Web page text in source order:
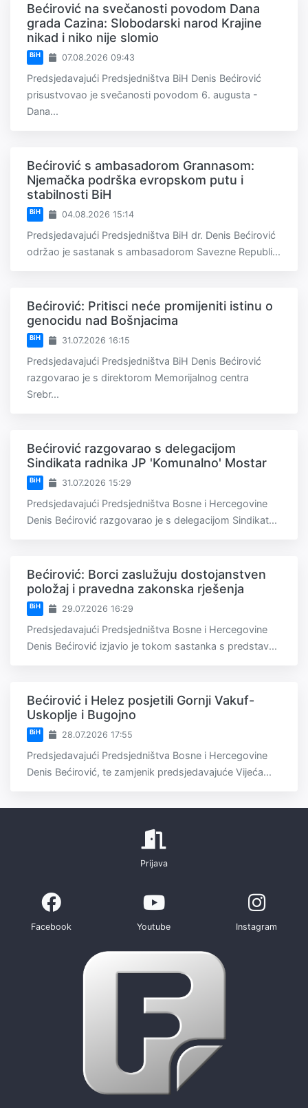
Bećirović na svečanosti povodom Dana
grada Cazina: Slobodarski narod Krajine
nikad i niko nije slomio
BiH 07.08.2026 09:43
Predsjedavajući Predsjedništva BiH Denis Bećirović
prisustvovao je svečanosti povodom 6. augusta -
Dana...
Bećirović s ambasadorom Grannasom:
Njemačka podrška evropskom putu i
stabilnosti BiH
BiH 04.08.2026 15:14
Predsjedavajući Predsjedništva BiH dr. Denis Bećirović
održao je sastanak s ambasadorom Savezne Republi...
Bećirović: Pritisci neće promijeniti istinu o
genocidu nad Bošnjacima
BiH 31.07.2026 16:15
Predsjedavajući Predsjedništva BiH Denis Bećirović
razgovarao je s direktorom Memorijalnog centra
Srebr...
Bećirović razgovarao s delegacijom
Sindikata radnika JP 'Komunalno' Mostar
BiH 31.07.2026 15:29
Predsjedavajući Predsjedništva Bosne i Hercegovine
Denis Bećirović razgovarao je s delegacijom Sindikat...
Bećirović: Borci zaslužuju dostojanstven
položaj i pravedna zakonska rješenja
BiH 29.07.2026 16:29
Predsjedavajući Predsjedništva Bosne i Hercegovine
Denis Bećirović izjavio je tokom sastanka s predstav...
Bećirović i Helez posjetili Gornji Vakuf-
Uskoplje i Bugojno
BiH 28.07.2026 17:55
Predsjedavajući Predsjedništva Bosne i Hercegovine
Denis Bećirović, te zamjenik predsjedavajuće Vijeća...
Prijava
Facebook Youtube Instagram